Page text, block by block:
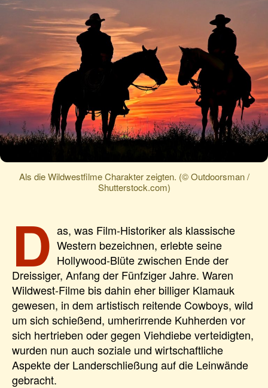
Als die Wildwestfilme Charakter zeigten. (© Outdoorsman /
Shutterstock.com)
D as, was Film-Historiker als klassische
Western bezeichnen, erlebte seine
Hollywood-Blüte zwischen Ende der
Dreissiger, Anfang der Fünfziger Jahre. Waren
Wildwest-Filme bis dahin eher billiger Klamauk
gewesen, in dem artistisch reitende Cowboys, wild
um sich schießend, umherirrende Kuhherden vor
sich hertrieben oder gegen Viehdiebe verteidigten,
wurden nun auch soziale und wirtschaftliche
Aspekte der Landerschließung auf die Leinwände
gebracht.